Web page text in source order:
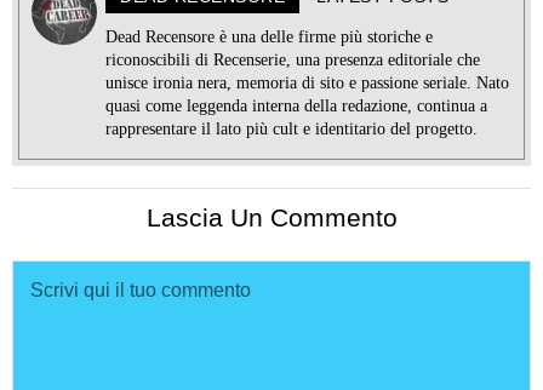
Dead Recensore è una delle firme più storiche e
riconoscibili di Recenserie, una presenza editoriale che
unisce ironia nera, memoria di sito e passione seriale. Nato
quasi come leggenda interna della redazione, continua a
rappresentare il lato più cult e identitario del progetto.
Lascia Un Commento